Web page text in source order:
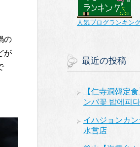
の
が
人気ブログランキン
最近の投稿
【仁寺洞韓定
ンバ꽃 밥에피
イハジョンカ
水営店